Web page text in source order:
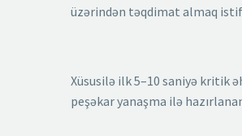
üzərindən təqdimat almaq
Xüsusilə ilk 5–10 saniyə kritik
peşəkar yanaşma ilə